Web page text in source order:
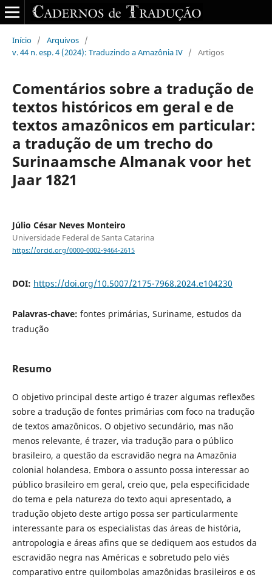
Início / Arquivos /
v. 44 n. esp. 4 (2024): Traduzindo a Amazônia IV / Artigos
Comentários sobre a tradução de
textos históricos em geral e de
textos amazônicos em particular:
a tradução de um trecho do
Surinaamsche Almanak voor het
Jaar 1821
Júlio César Neves Monteiro
Universidade Federal de Santa Catarina
https://orcid.org/0000-0002-9464-2615
DOI: https://doi.org/10.5007/2175-7968.2024.e104230
Palavras-chave: fontes primárias, Suriname, estudos da
tradução
Resumo
O objetivo principal deste artigo é trazer algumas reflexões
sobre a tradução de fontes primárias com foco na tradução
de textos amazônicos. O objetivo secundário, mas não
menos relevante, é trazer, via tradução para o público
brasileiro, a questão da escravidão negra na Amazônia
colonial holandesa. Embora o assunto possa interessar ao
público brasileiro em geral, creio que, pela especificidade
do tema e pela natureza do texto aqui apresentado, a
tradução objeto deste artigo possa ser particularmente
interessante para os especialistas das áreas de história,
antropologia e áreas afins que se dediquem aos estudos da
escravidão negra nas Américas e sobretudo pelo viés
comparativo entre quilombolas amazônidas brasileiros e os